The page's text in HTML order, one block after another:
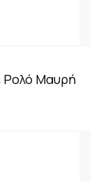
Ρολό Μαυρή